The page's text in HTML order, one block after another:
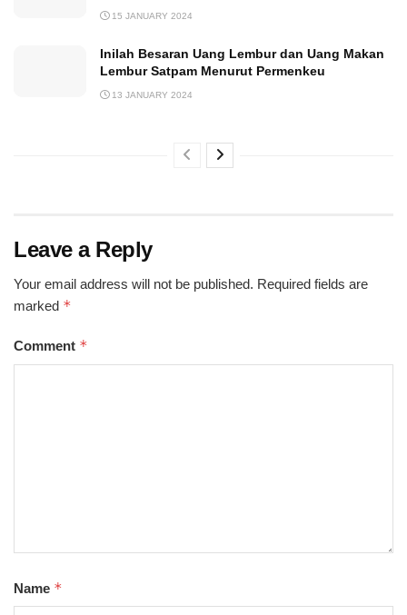
15 JANUARY 2024
Inilah Besaran Uang Lembur dan Uang Makan
Lembur Satpam Menurut Permenkeu
13 JANUARY 2024
Leave a Reply
Your email address will not be published. Required fields are
marked *
Comment *
Name *